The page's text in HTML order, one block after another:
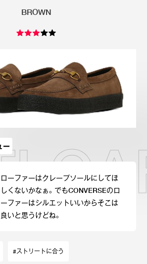
イバシーポリシー 免責事項 お問い合わせ
CONVERSE
ASICS
OTHERS
BROWN
ー
ローファーはクレープソールにしてほ
しくないかなぁ。でもCONVERSEのロ
ーファーはシルエットいいからそこは
良いと思うけどね。
#ストリートに合う